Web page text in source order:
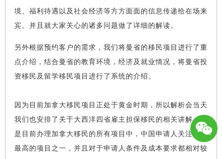
境、福利待遇以及社会经济等方方面面的信息传递给在场来
宾。 并且就大家关心的诸多问题做了详细的解读。
另外根据预约客户的需求，我们将曼省的移民项目进行了重
点介绍，结合曼省的教育环境，经济及就业情况，将曼省投
资移民及留学移民项目进行了系统的介绍。
因为目前加拿大移民项目正处于黄金时期，所以解析会当天
我们也安排了关于大西洋四省雇主担保移民的相关讲解，这
是目前办理加拿大移民的所有项目中，中国申请人关注程度
最高的项目之一，并且对于申请人条件及成本要求都相对较